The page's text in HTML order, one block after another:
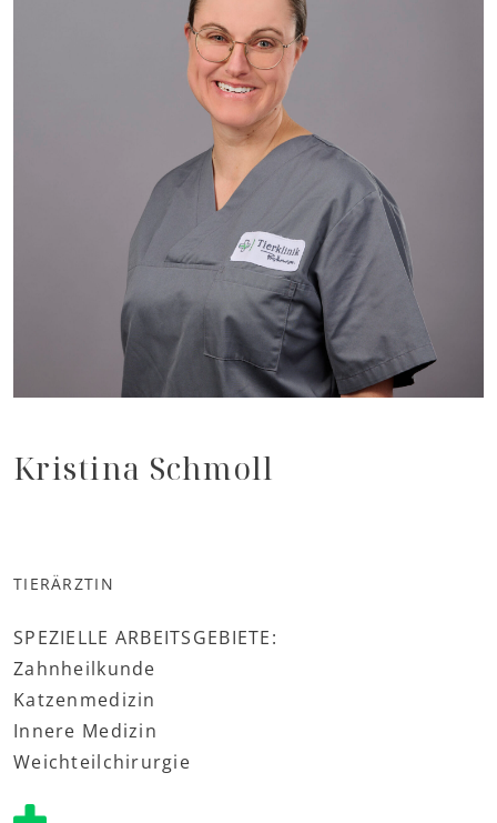
Kristina Schmoll
TIERÄRZTIN
SPEZIELLE ARBEITSGEBIETE:
Zahnheilkunde
Katzenmedizin
Innere Medizin
Weichteilchirurgie